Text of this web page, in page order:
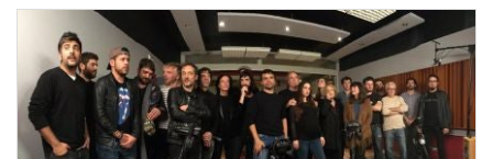
Orozco,Santi BalmesdeLove Of Lesbian,
Sidonie
Manolo GarcíayPablo López.